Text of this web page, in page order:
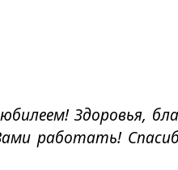
Здоровья,
работать!